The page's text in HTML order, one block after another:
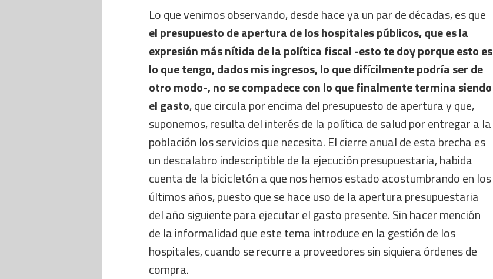
Lo que venimos observando, desde hace ya un par de décadas, es que
el presupuesto de apertura de los hospitales públicos, que es la
expresión más nítida de la política fiscal -esto te doy porque esto es
lo que tengo, dados mis ingresos, lo que difícilmente podría ser de
otro modo-, no se compadece con lo que finalmente termina siendo
el gasto, que circula por encima del presupuesto de apertura y que,
suponemos, resulta del interés de la política de salud por entregar a la
población los servicios que necesita. El cierre anual de esta brecha es
un descalabro indescriptible de la ejecución presupuestaria, habida
cuenta de la bicicletón a que nos hemos estado acostumbrando en los
últimos años, puesto que se hace uso de la apertura presupuestaria
del año siguiente para ejecutar el gasto presente. Sin hacer mención
de la informalidad que este tema introduce en la gestión de los
hospitales, cuando se recurre a proveedores sin siquiera órdenes de
compra.